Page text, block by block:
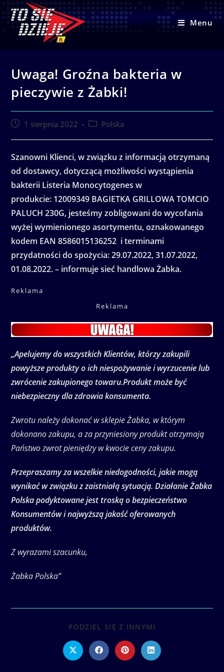
content
Menu
Uwaga! Groźna bakteria w
pieczywie z Żabki!
Post1 sierpnia 2022
PostPolska
Szanowni Klienci, w związku z informacją otrzymaną
od dostawcy, dotyczącą możliwości wystąpienia
bakterii Listeria Monocytogenes w
produkcie: 12009349 BAGIETKA GRILLOWA TOMCIO
PALUCH 230G, jesteśmy zobligowani do wycofania
wyżej wymienionego asortymentu, oznakowanego
kodem EAN 8586015136252 i terminami
przydatności do spożycia: 29.07.2022, 31.07.2022,
01.08.2022. – informuje sieć handlowa Żabka.
Reklama
Reklama
„Apelujemy do wszystkich Klientów, którzy zakupili
powyższe produkty o ich niespożywanie i wyrzucenie lub
zwrócenie zakupionego towaru.Produkt może być
niebezpieczny dla zdrowia konsumenta.
Zwrotu należy dokonać w sklepie Żabka, w którym
dokonano zakupu, a za przyniesiony produkt otrzymają
Państwo zwrot pieniędzy w kwocie ceny zakupu.
Przepraszamy za wszelkie niedogodności, jakie mogą
wynikać w związku z zaistniałą sytuacją. Działanie Żabka
Polska podyktowane jest troską o bezpieczeństwo
Konsumentów i najwyższą jakość oferowanych
produktów.
Z wyrazami szacunku,
Żabka Polska”
PODZIEL SIĘ Z INNYMI
CONTENT
Opens
in
Opens
in
Opens
in
Opens
in